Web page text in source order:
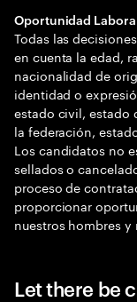
Oportunidad
Todas las
en cuenta la edad,
nacionalidad de
identidad o
estado civil, estado
la federación,
Los candidatos no
sellados o
proceso de
proporcionar
nuestros hombres y
Let there be